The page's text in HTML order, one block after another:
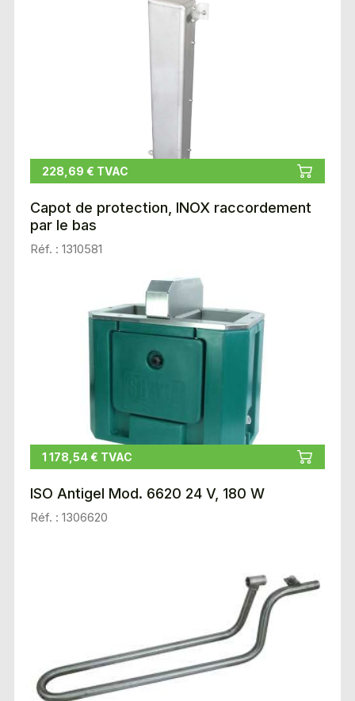
228,69 € TVAC
Capot de protection, INOX raccordement
par le bas
Réf. : 1310581
1 178,54 € TVAC
ISO Antigel Mod. 6620 24 V, 180 W
Réf. : 1306620